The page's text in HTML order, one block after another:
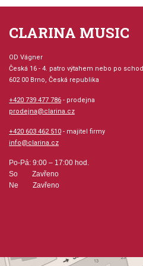
CLARINA MUSIC
OD Vágner
Česká 16 - 4. patro výtahem nebo po
602 00 Brno, Česká republika
+420 739 477 786 - prodejna
prodejna@clarina.cz
+420 603 462 510 - majitel firmy
info@clarina.cz
Po-Pá: 9:00 – 17:00 hod.
So Zavřeno
Ne Zavřeno